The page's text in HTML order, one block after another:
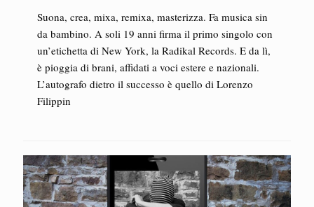
Suona, crea, mixa, remixa, masterizza. Fa musica sin
da bambino. A soli 19 anni firma il primo singolo con
un’etichetta di New York, la Radikal Records. E da lì,
è pioggia di brani, affidati a voci estere e nazionali.
L’autografo dietro il successo è quello di Lorenzo
Filippin